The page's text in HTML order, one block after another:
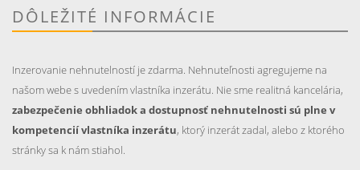
DÔLEŽITÉ INFORMÁCIE
Inzerovanie nehnutelností je zdarma. Nehnuteľnosti agregujeme na
našom webe s uvedením vlastníka inzerátu. Nie sme realitná kancelária,
zabezpečenie obhliadok a dostupnosť nehnutelnosti sú plne v
kompetencií vlastníka inzerátu, ktorý inzerát zadal, alebo z ktorého
stránky sa k nám stiahol.